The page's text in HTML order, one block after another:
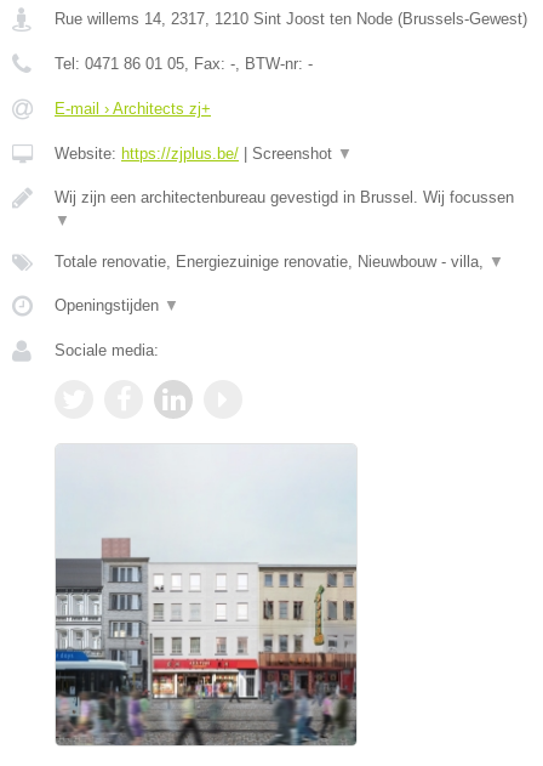
Rue willems 14, 2317, 1210 Sint Joost ten Node (Brussels-Gewest)
Tel: 0471 86 01 05, Fax: -, BTW-nr: -
E-mail › Architects zj+
Website: https://zjplus.be/ Screenshot ▼
Wij zijn een architectenbureau gevestigd in Brussel. Wij focussen
▼
Totale renovatie, Energiezuinige renovatie, Nieuwbouw - villa, ▼
Openingstijden ▼
Sociale media: